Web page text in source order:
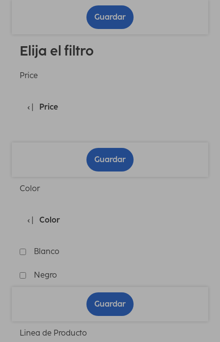
Guardar
Elija el filtro
Price
Price
Guardar
Color
Color
Blanco
Negro
Guardar
Linea de Producto